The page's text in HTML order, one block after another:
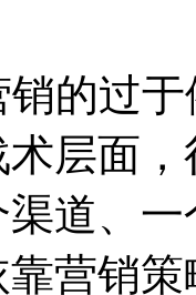
的过于
层面
道、
营销